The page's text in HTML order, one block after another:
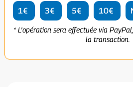
1€ 3€ 5€ 10€
* L'opération sera effectuée via
la transaction.